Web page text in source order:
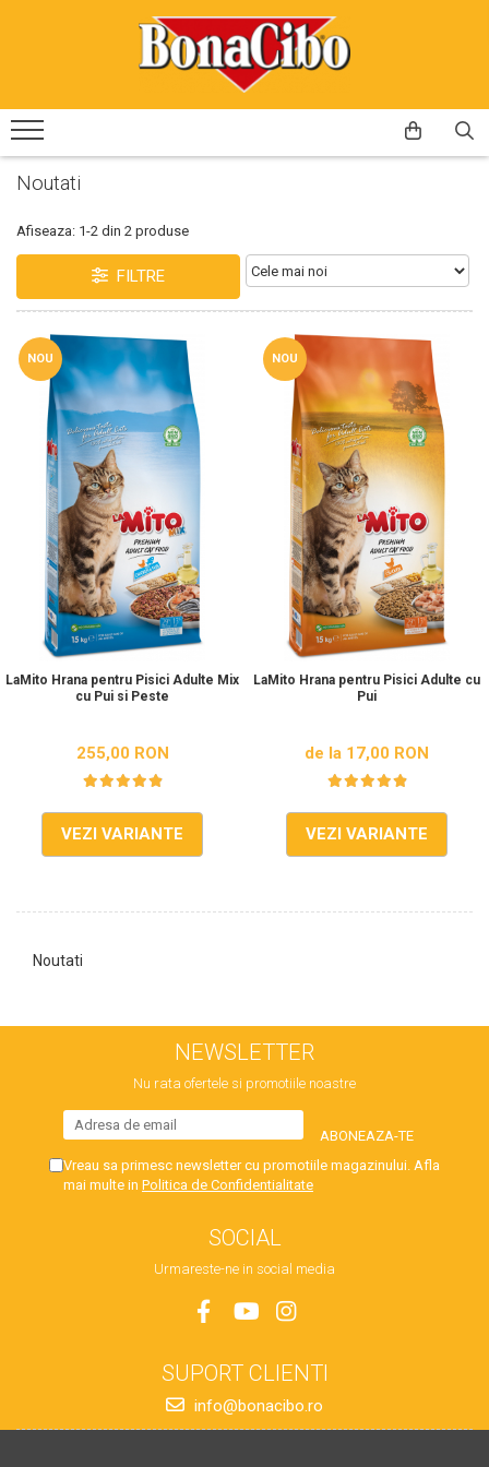
Hrana uscata caini
Hrana uscata pisici
Hrana umeda pisici
Noutati
Afiseaza: 1-2 din 2 produse
FILTRE
NOU
LaMito Hrana pentru Pisici Adulte Mix
cu Pui si Peste
255,00 RON
VEZI VARIANTE
NOU
LaMito Hrana pentru Pisici Adulte cu
Pui
de la 17,00 RON
VEZI VARIANTE
Noutati
NEWSLETTER
Nu rata ofertele si promotiile noastre
Vreau sa primesc newsletter cu promotiile magazinului. Afla
mai multe in Politica de Confidentialitate
SOCIAL
Urmareste-ne in social media
SUPORT CLIENTI
info@bonacibo.ro